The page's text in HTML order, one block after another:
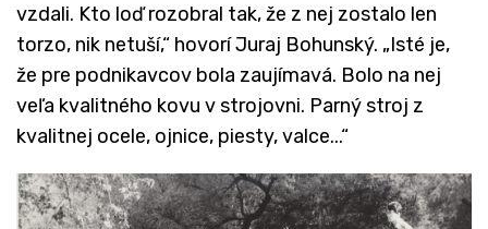
vzdali. Kto loď rozobral tak, že z nej zostalo len
torzo, nik netuší,“ hovorí Juraj Bohunský. „Isté je,
že pre podnikavcov bola zaujímavá. Bolo na nej
veľa kvalitného kovu v strojovni. Parný stroj z
kvalitnej ocele, ojnice, piesty, valce...“